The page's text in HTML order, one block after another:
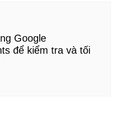
Google
để kiểm tra và tối